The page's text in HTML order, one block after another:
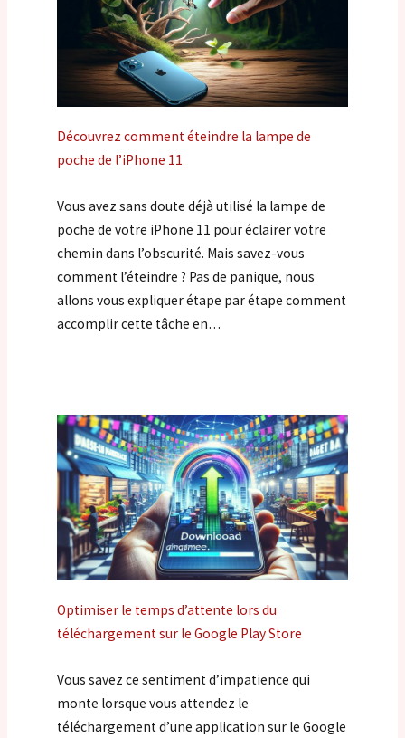
Découvrez comment éteindre la lampe de
poche de l’iPhone 11
Vous avez sans doute déjà utilisé la lampe de
poche de votre iPhone 11 pour éclairer votre
chemin dans l’obscurité. Mais savez-vous
comment l’éteindre ? Pas de panique, nous
allons vous expliquer étape par étape comment
accomplir cette tâche en…
Optimiser le temps d’attente lors du
téléchargement sur le Google Play Store
Vous savez ce sentiment d’impatience qui
monte lorsque vous attendez le
téléchargement d’une application sur le Google